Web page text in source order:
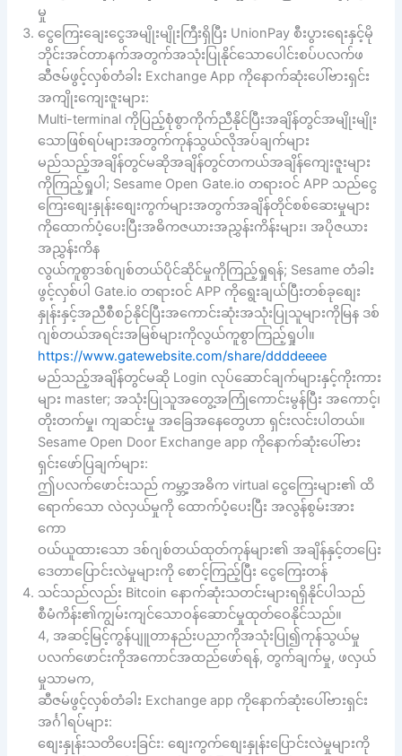
မှု
ငွေကြေးချေးငွေအမျိုးမျိုးကြီးရှိပြီး UnionPay စီးပွားရေးနှင့်မို
ဘိုင်းအင်တာနက်အတွက်အသုံးပြုနိုင်သောပေါင်းစပ်ပလက်ဖ
ဆီဇမ်ဖွင့်လှစ်တံခါး Exchange App ကိုနောက်ဆုံးပေါ်ဗားရှင်း
အကျိုးကျေးဇူးများ:
Multi-terminal ကိုပြည့်စုံစွာကိုက်ညီနိုင်ပြီးအချိန်တွင်အမျိုးမျိုး
သောဖြစ်ရပ်များအတွက်ကုန်သွယ်လိုအပ်ချက်များ
မည်သည့်အချိန်တွင်မဆိုအချိန်တွင်တကယ်အချိန်ကျေးဇူးများ
ကိုကြည့်ရှုပါ; Sesame Open Gate.io တရားဝင် APP သည်ငွေ
ကြေးစျေးနှုန်းစျေးကွက်များအတွက်အချိန်တိုင်စစ်ဆေးမှုများ
ကိုထောက်ပံ့ပေးပြီးအဓိကဇယားအညွှန်းကိန်းများ၊ အပိုဇယား
အညွှန်းကိန
လွယ်ကူစွာဒစ်ဂျစ်တယ်ပိုင်ဆိုင်မှုကိုကြည့်ရှုရန်; Sesame တံခါး
ဖွင့်လှစ်ပါ Gate.io တရားဝင် APP ကိုရွေးချယ်ပြီးတစ်ခုစျေး
နှုန်းနှင့်အညီစီစဉ်နိုင်ပြီးအကောင်းဆုံးအသုံးပြုသူများကိုမြန ဒစ်
ဂျစ်တယ်အရင်းအမြစ်များကိုလွယ်ကူစွာကြည့်ရှုပါ။
https://www.gatewebsite.com/share/ddddeeee
မည်သည့်အချိန်တွင်မဆို Login လုပ်ဆောင်ချက်များနှင့်ကိုးကား
များ master; အသုံးပြုသူအတွေ့အကြုံကောင်းမွန်ပြီး အကောင့်၊
တိုးတက်မှု၊ ကျဆင်းမှု အခြေအနေတွေဟာ ရှင်းလင်းပါတယ်။
Sesame Open Door Exchange app ကိုနောက်ဆုံးပေါ်ဗား
ရှင်းဖော်ပြချက်များ:
ဤပလက်ဖောင်းသည် ကမ္ဘာ့အဓိက virtual ငွေကြေးများ၏ ထိ
ရောက်သော လဲလှယ်မှုကို ထောက်ပံ့ပေးပြီး အလွန်စွမ်းအား
ကော
ဝယ်ယူထားသော ဒစ်ဂျစ်တယ်ထုတ်ကုန်များ၏ အချိန်နှင့်တပြေး
ဒေတာပြောင်းလဲမှုများကို စောင့်ကြည့်ပြီး ငွေကြေးတန်
သင်သည်လည်း Bitcoin နောက်ဆုံးသတင်းများရရှိနိုင်ပါသည်
စီမံကိန်း၏ကျွမ်းကျင်သောဝန်ဆောင်မှုထုတ်ဝေနိုင်သည်။
4, အဆင့်မြင့်ကွန်ပျူတာနည်းပညာကိုအသုံးပြု၍ကုန်သွယ်မှု
ပလက်ဖောင်းကိုအကောင်အထည်ဖော်ရန်, တွက်ချက်မှု, ဖလှယ်
မှုသာမက,
ဆီဇမ်ဖွင့်လှစ်တံခါး Exchange app ကိုနောက်ဆုံးပေါ်ဗားရှင်း
အင်္ဂါရပ်များ:
စျေးနှုန်းသတိပေးခြင်း: စျေးကွက်စျေးနှုန်းပြောင်းလဲမှုများကို